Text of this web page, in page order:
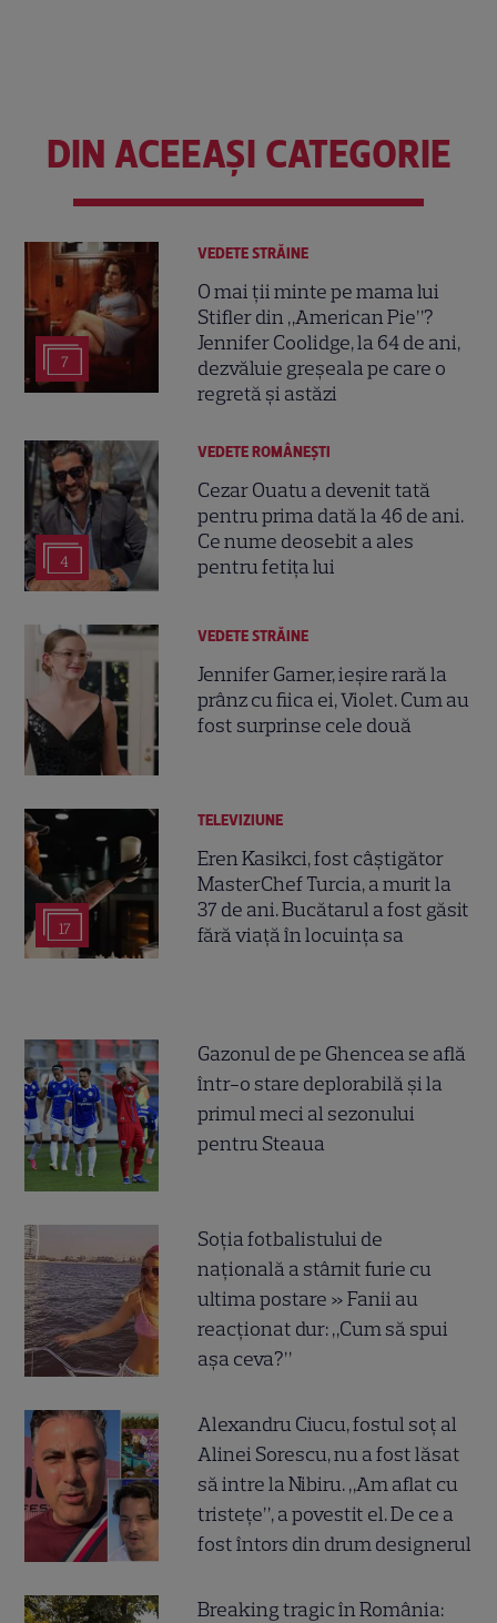
DIN ACEEAȘI CATEGORIE
7
VEDETE STRĂINE
O mai ții minte pe mama lui
Stifler din „American Pie”?
Jennifer Coolidge, la 64 de ani,
dezvăluie greșeala pe care o
regretă și astăzi
4
VEDETE ROMÂNEŞTI
Cezar Ouatu a devenit tată
pentru prima dată la 46 de ani.
Ce nume deosebit a ales
pentru fetița lui
VEDETE STRĂINE
Jennifer Garner, ieșire rară la
prânz cu fiica ei, Violet. Cum au
fost surprinse cele două
17
TELEVIZIUNE
Eren Kasikci, fost câștigător
MasterChef Turcia, a murit la
37 de ani. Bucătarul a fost găsit
fără viață în locuința sa
Gazonul de pe Ghencea se află
într-o stare deplorabilă și la
primul meci al sezonului
pentru Steaua
Soția fotbalistului de
națională a stârnit furie cu
ultima postare » Fanii au
reacționat dur: „Cum să spui
așa ceva?”
Alexandru Ciucu, fostul soț al
Alinei Sorescu, nu a fost lăsat
să intre la Nibiru. „Am aflat cu
tristețe”, a povestit el. De ce a
fost întors din drum designerul
Breaking tragic în România: